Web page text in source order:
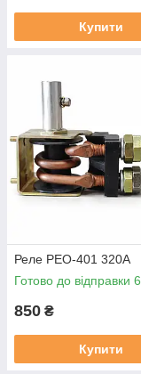
Купити
Реле РЕО-401 320А
Готово до відправки
850 ₴
Купити